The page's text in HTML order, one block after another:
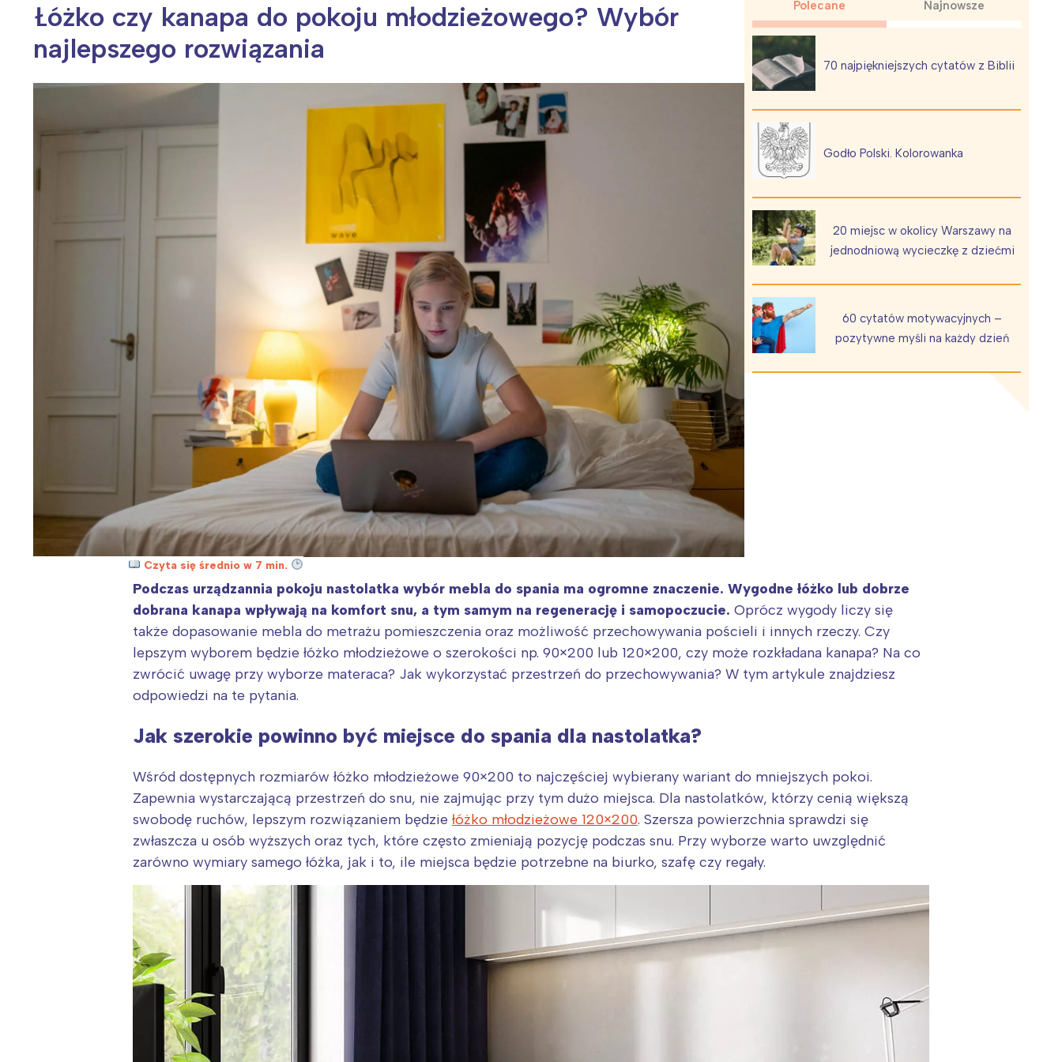
Wiosenny koncert ptaków na płocie Pszczoła i kwitnący ul
Łóżko czy kanapa do pokoju młodzieżowego? Wybór
najlepszego rozwiązania
Polecane Najnowsze
70 najpiękniejszych cytatów z Biblii
Godło Polski. Kolorowanka
20 miejsc w okolicy Warszawy na
jednodniową wycieczkę z dziećmi
60 cytatów motywacyjnych –
pozytywne myśli na każdy dzień
Czyta się średnio w 7 min.
Podczas urządzannia pokoju nastolatka wybór mebla do spania ma ogromne znaczenie. Wygodne łóżko lub dobrze
dobrana kanapa wpływają na komfort snu, a tym samym na regenerację i samopoczucie. Oprócz wygody liczy się
także dopasowanie mebla do metrażu pomieszczenia oraz możliwość przechowywania pościeli i innych rzeczy. Czy
lepszym wyborem będzie łóżko młodzieżowe o szerokości np. 90×200 lub 120×200, czy może rozkładana kanapa? Na co
zwrócić uwagę przy wyborze materaca? Jak wykorzystać przestrzeń do przechowywania? W tym artykule znajdziesz
odpowiedzi na te pytania.
Jak szerokie powinno być miejsce do spania dla nastolatka?
Wśród dostępnych rozmiarów łóżko młodzieżowe 90×200 to najczęściej wybierany wariant do mniejszych pokoi.
Zapewnia wystarczającą przestrzeń do snu, nie zajmując przy tym dużo miejsca. Dla nastolatków, którzy cenią większą
swobodę ruchów, lepszym rozwiązaniem będzie łóżko młodzieżowe 120×200. Szersza powierzchnia sprawdzi się
zwłaszcza u osób wyższych oraz tych, które często zmieniają pozycję podczas snu. Przy wyborze warto uwzględnić
zarówno wymiary samego łóżka, jak i to, ile miejsca będzie potrzebne na biurko, szafę czy regały.